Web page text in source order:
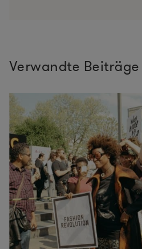
Verwandte Beiträge